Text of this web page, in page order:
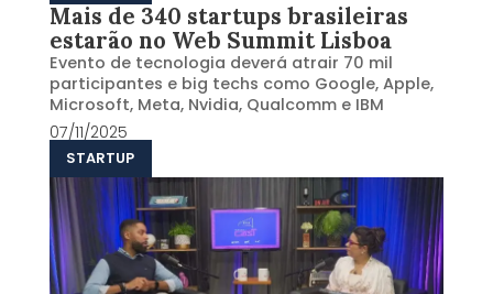
Mais de 340 startups brasileiras
estarão no Web Summit Lisboa
Evento de tecnologia deverá atrair 70 mil
participantes e big techs como Google, Apple,
Microsoft, Meta, Nvidia, Qualcomm e IBM
07/11/2025
STARTUP